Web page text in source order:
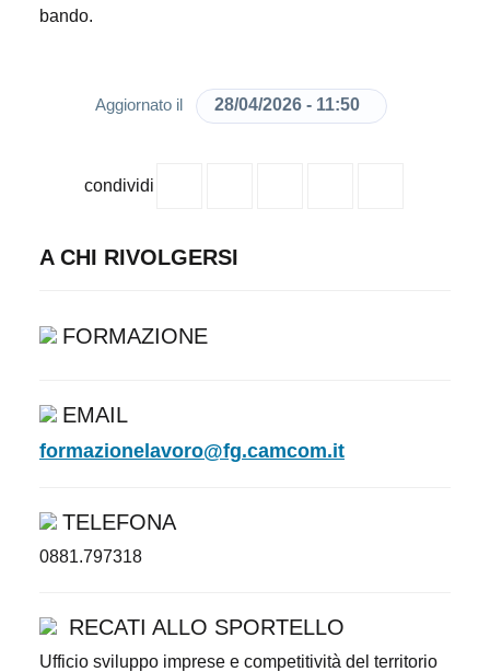
bando.
Aggiornato il 28/04/2026 - 11:50
condividi
A CHI RIVOLGERSI
FORMAZIONE
EMAIL
formazionelavoro@fg.camcom.it
TELEFONA
0881.797318
RECATI ALLO SPORTELLO
Ufficio sviluppo imprese e competitività del territorio